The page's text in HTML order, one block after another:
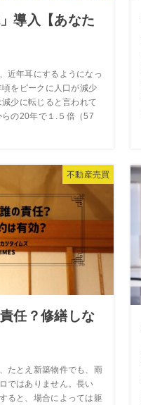
導入【あなた
近年耳にするようになっ
をピークに人口が減少
少に転じると言われて
の20年で１.５倍（57
不動産売買
任？修繕しな
たとえ新築物件でも、雨
ではありません。長い
ると、場合によっては躯